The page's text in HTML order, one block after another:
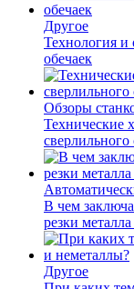
Другое
Технология и
обечаек
Обзоры
Технические
В чем
резки
Другое